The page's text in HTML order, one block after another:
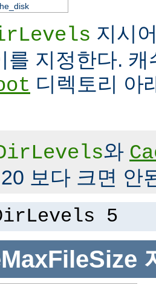
지시
를 지정한다.
디렉토리 아
와
보다 크면 안
5